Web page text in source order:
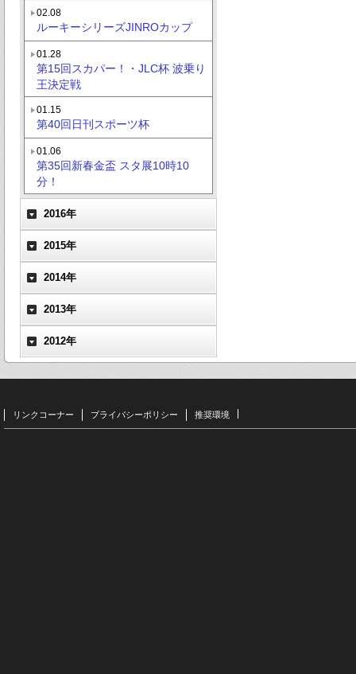
02.08
ルーキーシリーズJINROカップ
01.28
第15回スカパー！・JLC杯 波乗り
王決定戦
01.15
第40回日刊スポーツ杯
01.06
第35回新春金盃 スタ展10時10
分！
2016年
2015年
2014年
2013年
2012年
リンクコーナー プライバシーポリシー 推奨環境